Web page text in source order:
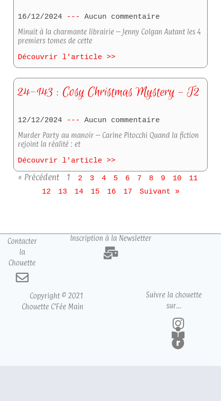
16/12/2024
Aucun commentaire
Minuit à la charmante librairie – Jenny Colgan Autant les 4
premiers tomes de cette
Découvrir l'article >>
24-143 : Cosy Christmas Mystery – T2
12/12/2024
Aucun commentaire
Murder Party au manoir – Carine Pitocchi Quand la fiction
rejoint la réalité : et
Découvrir l'article >>
« Précédent 1 2 3 4 5 6 7 8 9 10
11
12
13 14 15 16 17 Suivant »
Contacter
la
Chouette
Inscription à la Newsletter
Copyright © 2021
Chouette C’Fée Main
Suivre la chouette
sur…